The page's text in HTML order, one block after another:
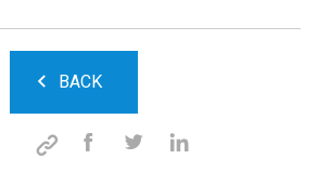
BACK